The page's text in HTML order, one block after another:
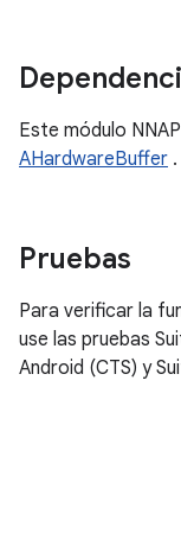
Este módulo
AHardwareBuffer .
Pruebas
Para verificar la
use las pruebas
Android (CTS) y